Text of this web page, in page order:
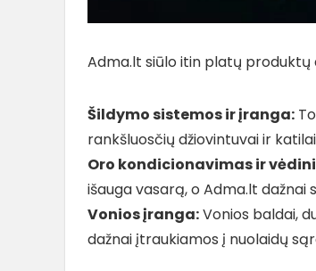
Adma.lt siūlo itin platų
Šildymo sistemos ir įranga:
rankšluosčių džiovintuvai ir
Oro kondicionavimas ir
išauga vasarą, o Adma.lt
Vonios įranga:Vonios baldai,
dažnai įtraukiamos į nuolaidų